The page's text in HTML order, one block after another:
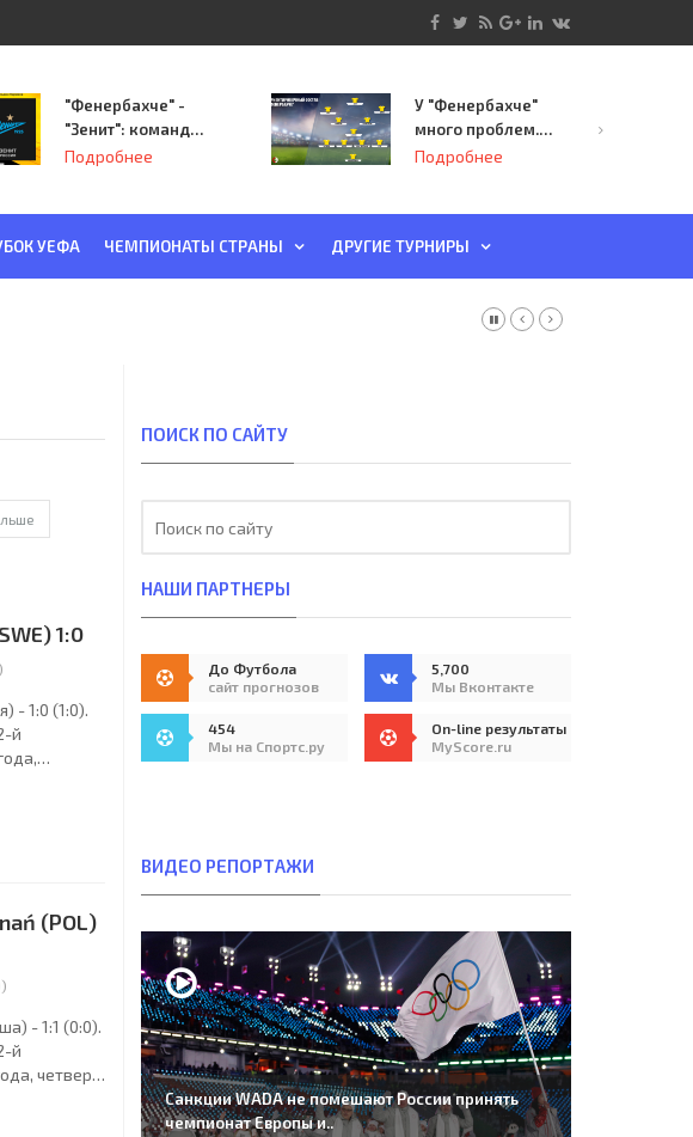
"Фенербахче" -
"Зенит": команда
Семака начинает
Подробнее
У "Фенербахче"
много проблем.
Но он опасен для
Подробнее
УЕФА ЧЕМПИОНАТЫ СТРАНЫ ДРУГИЕ ТУРНИРЫ
1:0
)
- 1:0 (1:0).
й
10000).
(POL)
)
- 1:1 (0:0).
й
четверг.
ПОИСК ПО САЙТУ
НАШИ ПАРТНЕРЫ
До Футбола
сайт прогнозов
5,700
Мы Вконтакте
454
Мы на Спортс.ру
On-line результаты
MyScore.ru
ВИДЕО РЕПОРТАЖИ
Санкции WADA не помешают России принять
чемпионат Европы и..